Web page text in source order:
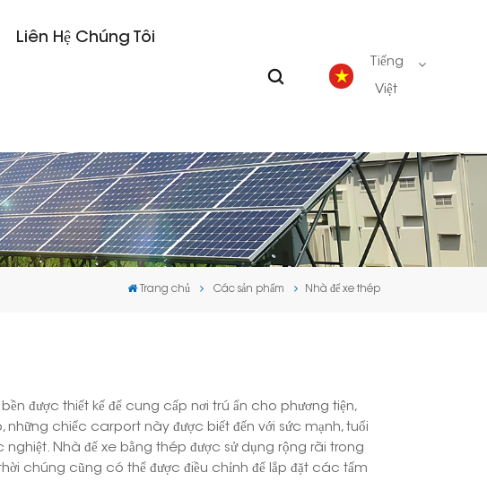
Liên Hệ Chúng Tôi
Tiếng
Việt
English
Deutsch
español
Trang chủ Các sản phẩm Nhà để xe thép
được thiết kế để cung cấp nơi trú ẩn cho phương tiện,
chiếc carport này được biết đến với sức mạnh, tuổi
Nhà để xe bằng thép được sử dụng rộng rãi trong
chúng cũng có thể được điều chỉnh để lắp đặt các tấm